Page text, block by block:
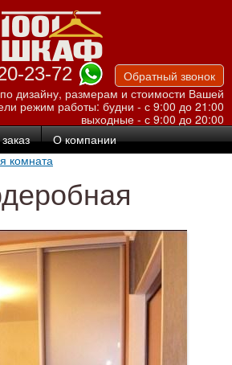
Перейти к
основному
содержанию
23-72
Обратный звонок
по дизайну, размерам и стоимости Вашей
режим работы: будни - с 9:00 до 21:00
выходные - с 9:00 до 20:00
О компании
комната